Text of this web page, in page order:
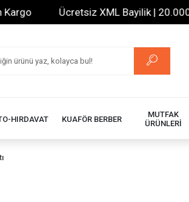
Ücretsiz XML Bayilik | 20.000+
HIRDAVAT KUAFÖR BERBER
MUTFAK
ÜRÜNLERİ